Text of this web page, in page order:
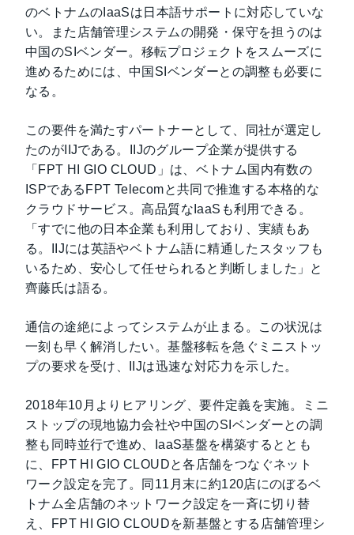
のベトナムのIaaSは日本語サポートに対応していな
い。また店舗管理システムの開発・保守を担うのは
中国のSIベンダー。移転プロジェクトをスムーズに
進めるためには、中国SIベンダーとの調整も必要に
なる。
この要件を満たすパートナーとして、同社が選定し
たのがIIJである。IIJのグループ企業が提供する
「FPT HI GIO CLOUD」は、ベトナム国内有数の
ISPであるFPT Telecomと共同で推進する本格的な
クラウドサービス。高品質なIaaSも利用できる。
「すでに他の日本企業も利用しており、実績もあ
る。IIJには英語やベトナム語に精通したスタッフも
いるため、安心して任せられると判断しました」と
齊藤氏は語る。
通信の途絶によってシステムが止まる。この状況は
一刻も早く解消したい。基盤移転を急ぐミニストッ
プの要求を受け、IIJは迅速な対応力を示した。
2018年10月よりヒアリング、要件定義を実施。ミニ
ストップの現地協力会社や中国のSIベンダーとの調
整も同時並行で進め、IaaS基盤を構築するととも
に、FPT HI GIO CLOUDと各店舗をつなぐネット
ワーク設定を完了。同11月末に約120店にのぼるベ
トナム全店舗のネットワーク設定を一斉に切り替
え、FPT HI GIO CLOUDを新基盤とする店舗管理シ